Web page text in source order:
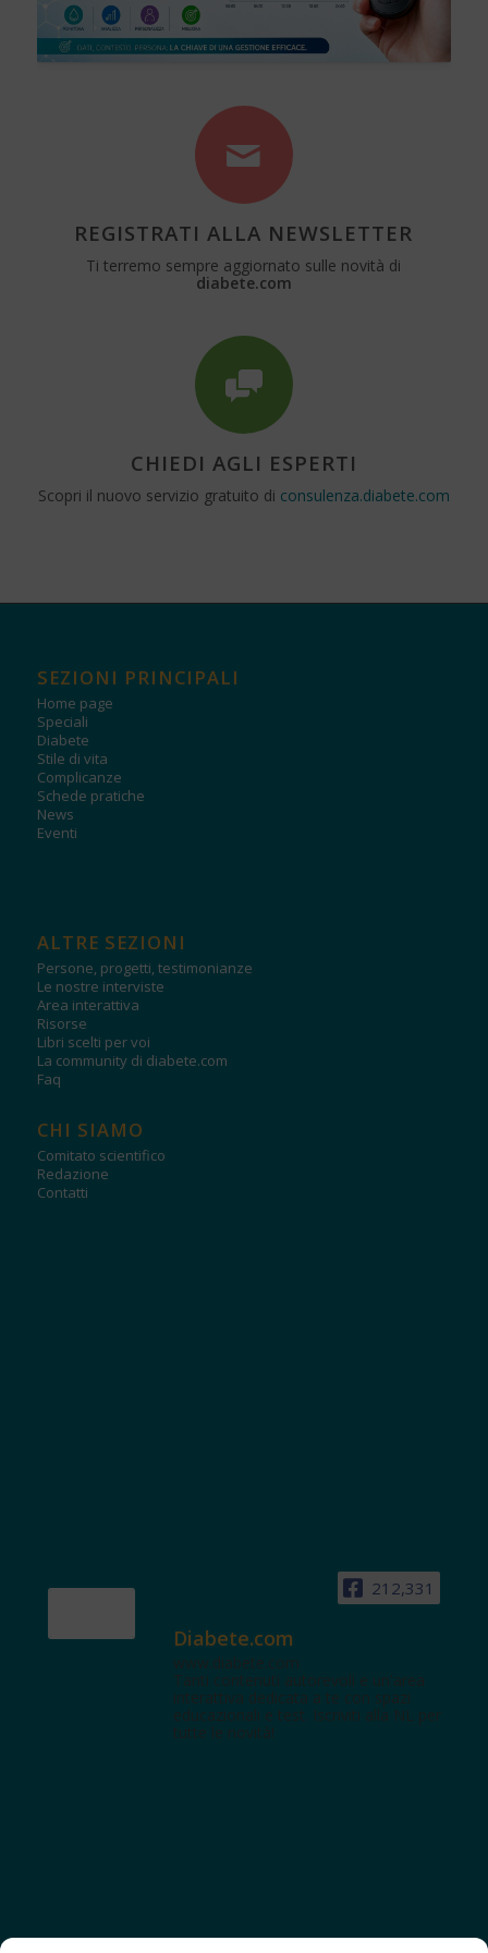
REGISTRATI ALLA NEWSLETTER
Ti terremo sempre aggiornato sulle novità di
diabete.com
CHIEDI AGLI ESPERTI
Scopri il nuovo servizio gratuito di consulenza.diabete.com
SEZIONI PRINCIPALI
Home page
Speciali
Diabete
Stile di vita
Complicanze
Schede pratiche
News
Eventi
ALTRE SEZIONI
Persone, progetti, testimonianze
Le nostre interviste
Area interattiva
Risorse
Libri scelti per voi
La community di diabete.com
Faq
CHI SIAMO
Comitato scientifico
Redazione
Contatti
212,331
Diabete.com
www.diabete.com
Tanti contenuti autorevoli e un'area
interattiva dedicata a te con spazi
educazionali e test. Iscriviti alla NL per
tutte le novità!